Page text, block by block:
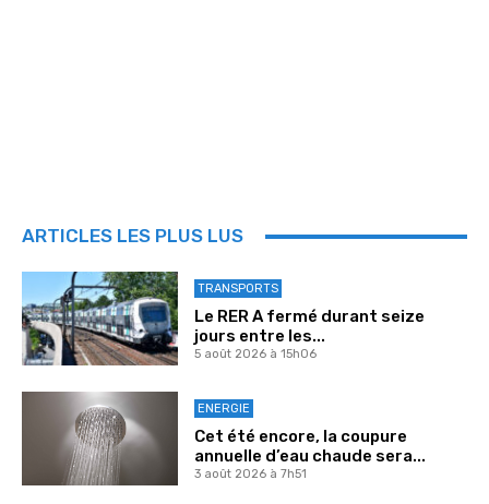
ARTICLES LES PLUS LUS
TRANSPORTS
Le RER A fermé durant seize
jours entre les...
5 août 2026 à 15h06
ENERGIE
Cet été encore, la coupure
annuelle d’eau chaude sera...
3 août 2026 à 7h51